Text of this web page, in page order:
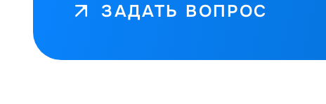
ЗАДАТЬ ВОПРОС